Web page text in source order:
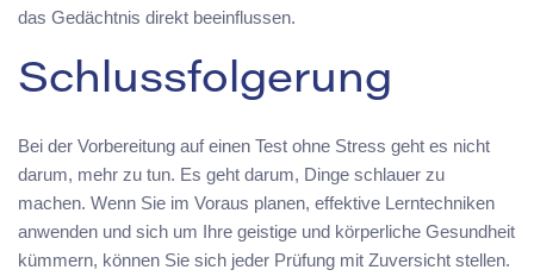
das Gedächtnis direkt beeinflussen.
Schlussfolgerung
Bei der Vorbereitung auf einen Test ohne Stress geht es nicht
darum, mehr zu tun. Es geht darum, Dinge schlauer zu
machen. Wenn Sie im Voraus planen, effektive Lerntechniken
anwenden und sich um Ihre geistige und körperliche Gesundheit
kümmern, können Sie sich jeder Prüfung mit Zuversicht stellen.